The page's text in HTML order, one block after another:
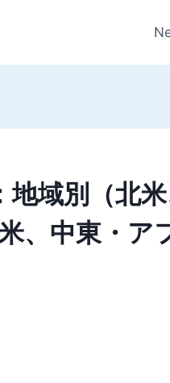
域別（北米
、中東・ア